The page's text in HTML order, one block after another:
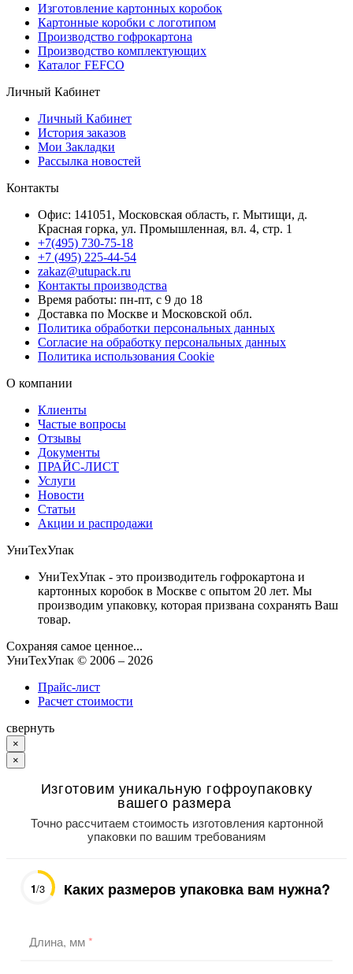
Изготовление картонных коробок
Картонные коробки с логотипом
Производство гофрокартона
Производство комплектующих
Каталог FEFCO
Личный Кабинет
Личный Кабинет
История заказов
Мои Закладки
Рассылка новостей
Контакты
Офис: 141051, Московская область, г. Мытищи, д.
Красная горка, ул. Промышленная, вл. 4, стр. 1
+7(495) 730-75-18
+7 (495) 225-44-54
zakaz@utupack.ru
Контакты производства
Время работы: пн-пт, с 9 до 18
Доставка по Москве и Московской обл.
Политика обработки персональных данных
Согласие на обработку персональных данных
Политика использования Cookie
О компании
Клиенты
Частые вопросы
Отзывы
Документы
ПРАЙС-ЛИСТ
Услуги
Новости
Статьи
Акции и распродажи
УниТехУпак
УниТехУпак - это производитель гофрокартона и
картонных коробок в Москве с опытом 20 лет. Мы
производим упаковку, которая призвана сохранять Ваш
товар.
Сохраняя самое ценное...
УниТехУпак © 2006 – 2026
Прайс-лист
Расчет стоимости
свернуть
×
×
Изготовим уникальную гофроупаковку
вашего размера
Точно рассчитаем стоимость изготовления картонной
упаковки по вашим требованиям
1/3 Каких размеров упаковка вам нужна?
Длина, мм*